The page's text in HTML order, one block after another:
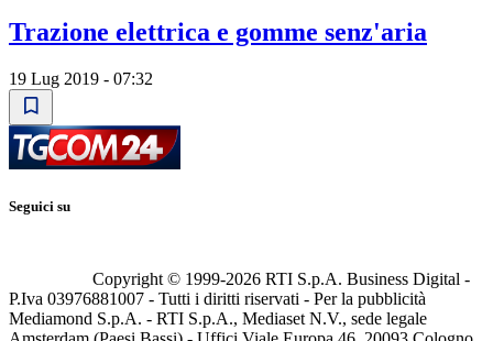
Trazione elettrica e gomme senz'aria
19 Lug 2019 - 07:32
Seguici su
Copyright © 1999-2026 RTI S.p.A. Business Digital -
P.Iva 03976881007 - Tutti i diritti riservati - Per la pubblicità
Mediamond S.p.A. - RTI S.p.A., Mediaset N.V., sede legale